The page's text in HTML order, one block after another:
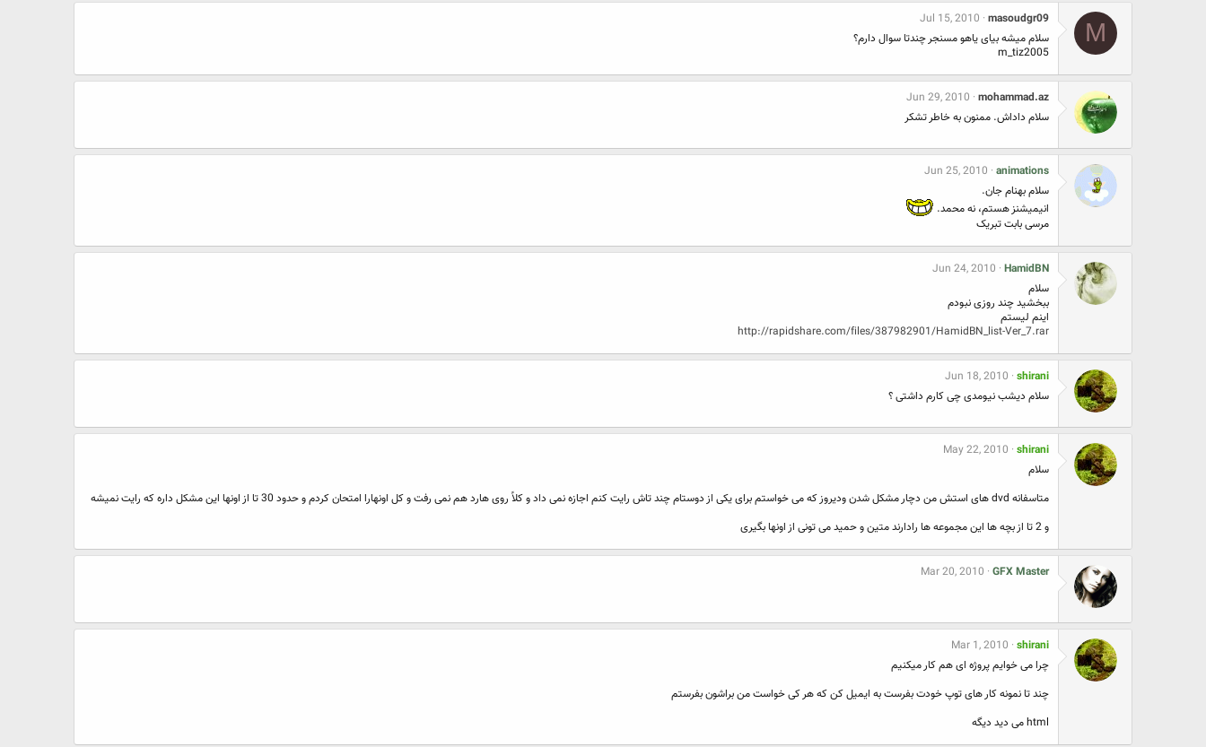
M
masoudgr09
Jul 15, 2010
سلام میشه بیای یاهو مسنجر چندتا سوال دارم؟
m_tiz2005
mohammad.az
Jun 29, 2010
سلام داداش. ممنون به خاطر تشکر
animations
Jun 25, 2010
سلام بهنام جان.
انیمیشنز هستم، نه محمد.
مرسی بابت تبریک
HamidBN
Jun 24, 2010
سلام
ببخشید چند روزی نبودم
اینم لیستم
http://rapidshare.com/files/387982901/HamidBN_list-Ver_7.rar
shirani
Jun 18, 2010
سلام دیشب نیومدی چی کارم داشتی ؟
shirani
May 22, 2010
سلام
متاسفانه dvd های استش من دچار مشکل شدن ودیروز که می خواستم برای یکی از دوستام چند تاش رایت کنم اجازه نمی داد و کلاً روی هارد هم نمی رفت و کل اونهارا امتحان کردم و حدود 30 تا از اونها این مشکل داره که رایت نمیشه
و 2 تا از بچه ها این مجموعه ها رادارند متین و حمید می تونی از اونها بگیری
GFX Master
Mar 20, 2010
shirani
Mar 1, 2010
چرا می خوایم پروژه ای هم کار میکنیم
چند تا نمونه کار های توپ خودت بفرست به ایمیل کن که هر کی خواست من براشون بفرستم
html می دید دیگه